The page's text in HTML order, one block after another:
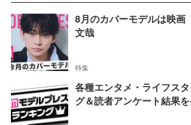
8月のカバーモデルは映画
文哉
特集
各種エンタメ・ライフス
グ＆読者アンケート結果